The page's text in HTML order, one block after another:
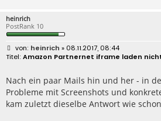
heinrich
PostRank 10
B
e
r
a
g
heinrich » 08.11.2017, 08:44
Amazon Partnernet iframe laden
Nach ein paar Mails hin und her - in
Probleme mit Screenshots und
kam zuletzt dieselbe Antwort wie